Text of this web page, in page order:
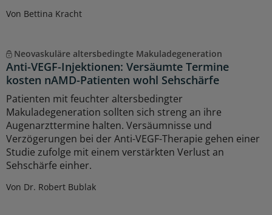
Von Bettina Kracht
Neovaskuläre altersbedingte Makuladegeneration
Anti-VEGF-Injektionen: Versäumte Termine
kosten nAMD-Patienten wohl Sehschärfe
Patienten mit feuchter altersbedingter
Makuladegeneration sollten sich streng an ihre
Augenarzttermine halten. Versäumnisse und
Verzögerungen bei der Anti-VEGF-Therapie gehen einer
Studie zufolge mit einem verstärkten Verlust an
Sehschärfe einher.
Von Dr. Robert Bublak